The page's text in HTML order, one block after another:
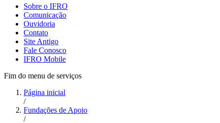
Sobre o IFRO
Comunicação
Ouvidoria
Contato
Site Antigo
Fale Conosco
IFRO Mobile
Fim do menu de serviços
Página inicial
/
Fundações de Apoio
/